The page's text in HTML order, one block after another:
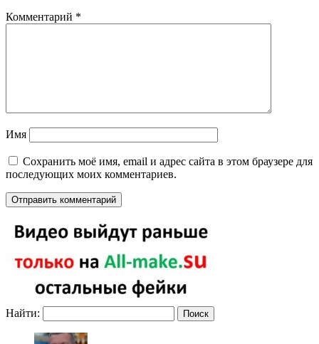
Комментарий *
Имя
Сохранить моё имя, email и адрес сайта в этом браузере для
последующих моих комментариев.
Найти: